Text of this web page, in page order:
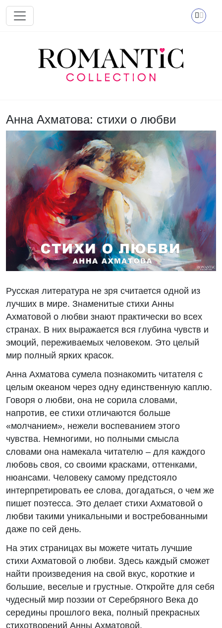
Перейти к основному содержанию
Анна Ахматова: стихи о любви
Русская литература не зря считается одной из
лучших в мире. Знаменитые стихи Анны
Ахматовой о любви знают практически во всех
странах. В них выражается вся глубина чувств и
эмоций, переживаемых человеком. Это целый
мир полный ярких красок.
Анна Ахматова сумела познакомить читателя с
целым океаном через одну единственную каплю.
Говоря о любви, она не сорила словами,
напротив, ее стихи отличаются больше
«молчанием», нежели воспеванием этого
чувства. Немногими, но полными смысла
словами она намекала читателю – для каждого
любовь своя, со своими красками, оттенками,
нюансами. Человеку самому предстояло
интерпретировать ее слова, догадаться, о чем же
пишет поэтесса. Это делает стихи Ахматовой о
любви такими уникальными и востребованными
даже по сей день.
На этих страницах вы можете читать лучшие
стихи Ахматовой о любви. Здесь каждый сможет
найти произведения на свой вкус, короткие и
большие, веселые и грустные. Откройте для себя
чудесный мир поэзии от Серебряного Века до
середины прошлого века, полный прекрасных
стихотворений Анны Ахматовой.